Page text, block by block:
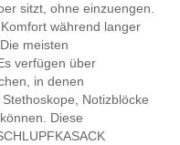
sitzt, ohne einzuengen.
während langer
meisten
verfügen über
in denen
Notizblöcke
Diese